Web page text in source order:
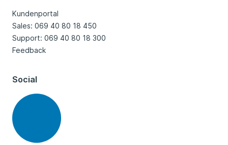
Kundenportal
Sales: 069 40 80 18 450
Support: 069 40 80 18 300
Feedback
Social